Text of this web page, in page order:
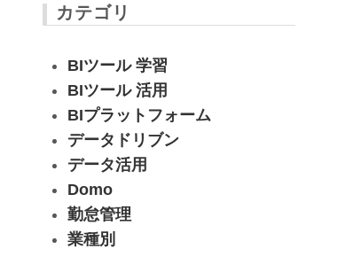
カテゴリ
BIツール 学習
BIツール 活用
BIプラットフォーム
データドリブン
データ活用
Domo
勤怠管理
業種別